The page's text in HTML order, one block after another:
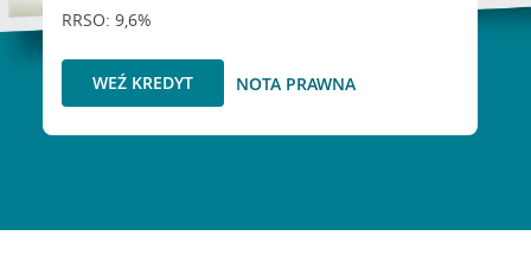
RRSO: 9,6%
WEŹ KREDYT NOTA PRAWNA